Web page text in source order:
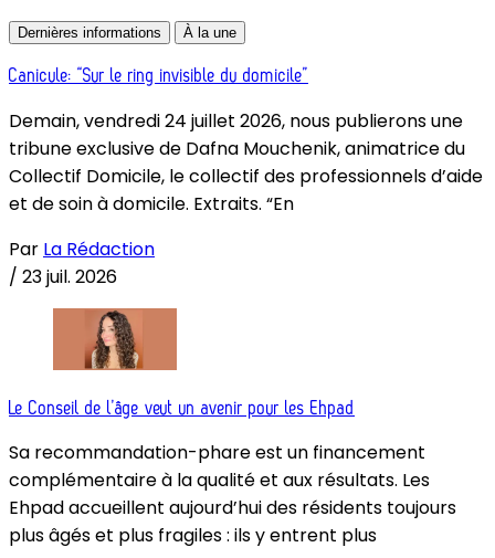
Dernières informations À la une
Canicule: “Sur le ring invisible du domicile”
Demain, vendredi 24 juillet 2026, nous publierons une
tribune exclusive de Dafna Mouchenik, animatrice du
Collectif Domicile, le collectif des professionnels d’aide
et de soin à domicile. Extraits. “En
Par La Rédaction
/ 23 juil. 2026
Le Conseil de l’âge veut un avenir pour les Ehpad
Sa recommandation-phare est un financement
complémentaire à la qualité et aux résultats. Les
Ehpad accueillent aujourd’hui des résidents toujours
plus âgés et plus fragiles : ils y entrent plus